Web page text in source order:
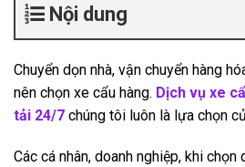
Nội dung
Chuyển dọn nhà, vận chuyển hàng
nên chọn xe cẩu hàng. Dịch vụ xe
tải 24/7 chúng tôi luôn là lựa chọn
Các cá nhân, doanh nghiệp, khi chọn